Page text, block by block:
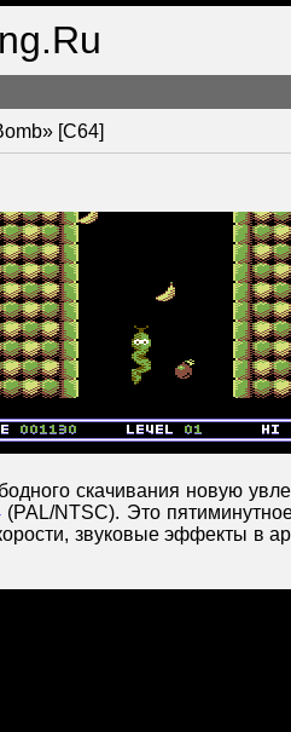
[C64]
скачивания новую
(PAL/NTSC). Это
звуковые эффекты в